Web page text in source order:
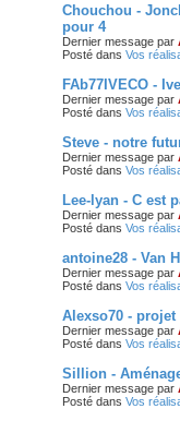
Chouchou -
pour 4
Dernier message par
Posté dans Vos
FAb77IVECO -
Dernier message par
Posté dans Vos
Steve - notre
Dernier message par
Posté dans Vos
Lee-lyan - C est
Dernier message par
Posté dans Vos
antoine28 - Van
Dernier message par
Posté dans Vos
Alexso70 - projet
Dernier message par
Posté dans Vos
Sillion -
Dernier message par
Posté dans Vos